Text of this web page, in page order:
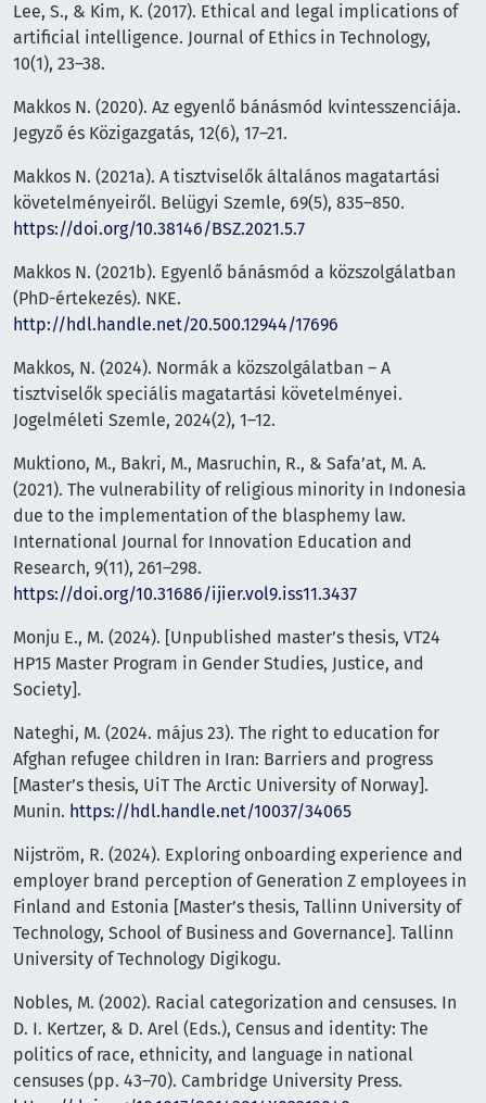
Lee, S., & Kim, K. (2017). Ethical and legal implications of
artificial intelligence. Journal of Ethics in Technology,
10(1), 23–38.
Makkos N. (2020). Az egyenlő bánásmód kvintesszenciája.
Jegyző és Közigazgatás, 12(6), 17–21.
Makkos N. (2021a). A tisztviselők általános magatartási
követelményeiről. Belügyi Szemle, 69(5), 835–850.
https://doi.org/10.38146/BSZ.2021.5.7
Makkos N. (2021b). Egyenlő bánásmód a közszolgálatban
(PhD-értekezés). NKE.
http://hdl.handle.net/20.500.12944/17696
Makkos, N. (2024). Normák a közszolgálatban – A
tisztviselők speciális magatartási követelményei.
Jogelméleti Szemle, 2024(2), 1–12.
Muktiono, M., Bakri, M., Masruchin, R., & Safa’at, M. A.
(2021). The vulnerability of religious minority in Indonesia
due to the implementation of the blasphemy law.
International Journal for Innovation Education and
Research, 9(11), 261–298.
https://doi.org/10.31686/ijier.vol9.iss11.3437
Monju E., M. (2024). [Unpublished master’s thesis, VT24
HP15 Master Program in Gender Studies, Justice, and
Society].
Nateghi, M. (2024. május 23). The right to education for
Afghan refugee children in Iran: Barriers and progress
[Master’s thesis, UiT The Arctic University of Norway].
Munin. https://hdl.handle.net/10037/34065
Nijström, R. (2024). Exploring onboarding experience and
employer brand perception of Generation Z employees in
Finland and Estonia [Master’s thesis, Tallinn University of
Technology, School of Business and Governance]. Tallinn
University of Technology Digikogu.
Nobles, M. (2002). Racial categorization and censuses. In
D. I. Kertzer, & D. Arel (Eds.), Census and identity: The
politics of race, ethnicity, and language in national
censuses (pp. 43–70). Cambridge University Press.